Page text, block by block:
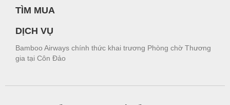
TÌM MUA
DỊCH VỤ
Bamboo Airways chính thức khai trương Phòng chờ Thương
gia tại Côn Đảo